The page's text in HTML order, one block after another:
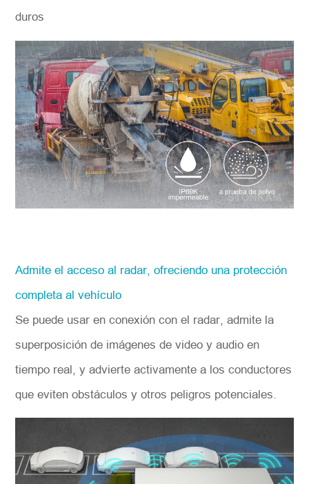
duros
Admite el acceso al radar, ofreciendo una protección
completa al vehículo
Se puede usar en conexión con el radar, admite la
superposición de imágenes de video y audio en
tiempo real, y advierte activamente a los conductores
que eviten obstáculos y otros peligros potenciales.